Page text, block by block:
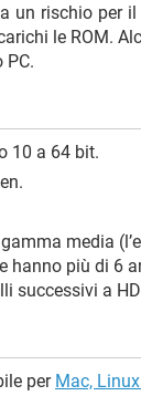
un rischio per
le ROM.
PC.
10 a 64 bit.
media
hanno più di 6
successivi a
per Mac,